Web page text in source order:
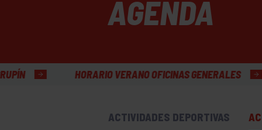
AGENDA
VERANO OFICINAS GENERALES
ACTIVIDADES DEPORTIVAS